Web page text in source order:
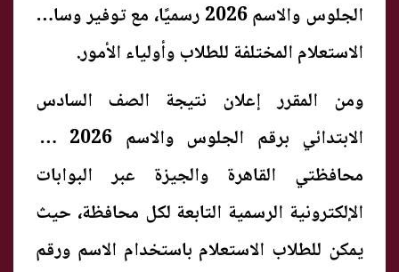
الجلوس والاسم 2026 رسميًا، مع توفير وسائل
الاستعلام المختلفة للطلاب وأولياء الأمور.
ومن المقرر إعلان نتيجة الصف السادس
الابتدائي برقم الجلوس والاسم 2026 في
محافظتي القاهرة والجيزة عبر البوابات
الإلكترونية الرسمية التابعة لكل محافظة، حيث
يمكن للطلاب الاستعلام باستخدام الاسم ورقم